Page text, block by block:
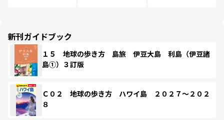
新刊ガイドブック
１５ 地球の歩き方 島旅 伊豆大島 利島（伊豆諸
島①）３訂版
Ｃ０２ 地球の歩き方 ハワイ島 ２０２７～２０２
８